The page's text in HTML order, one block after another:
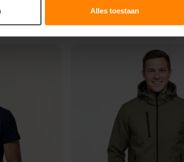
Alles toestaan